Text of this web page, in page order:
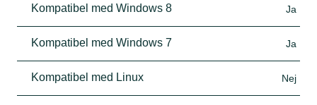
Kompatibel med Windows 8 Ja
Kompatibel med Windows 7 Ja
Kompatibel med Linux Nej